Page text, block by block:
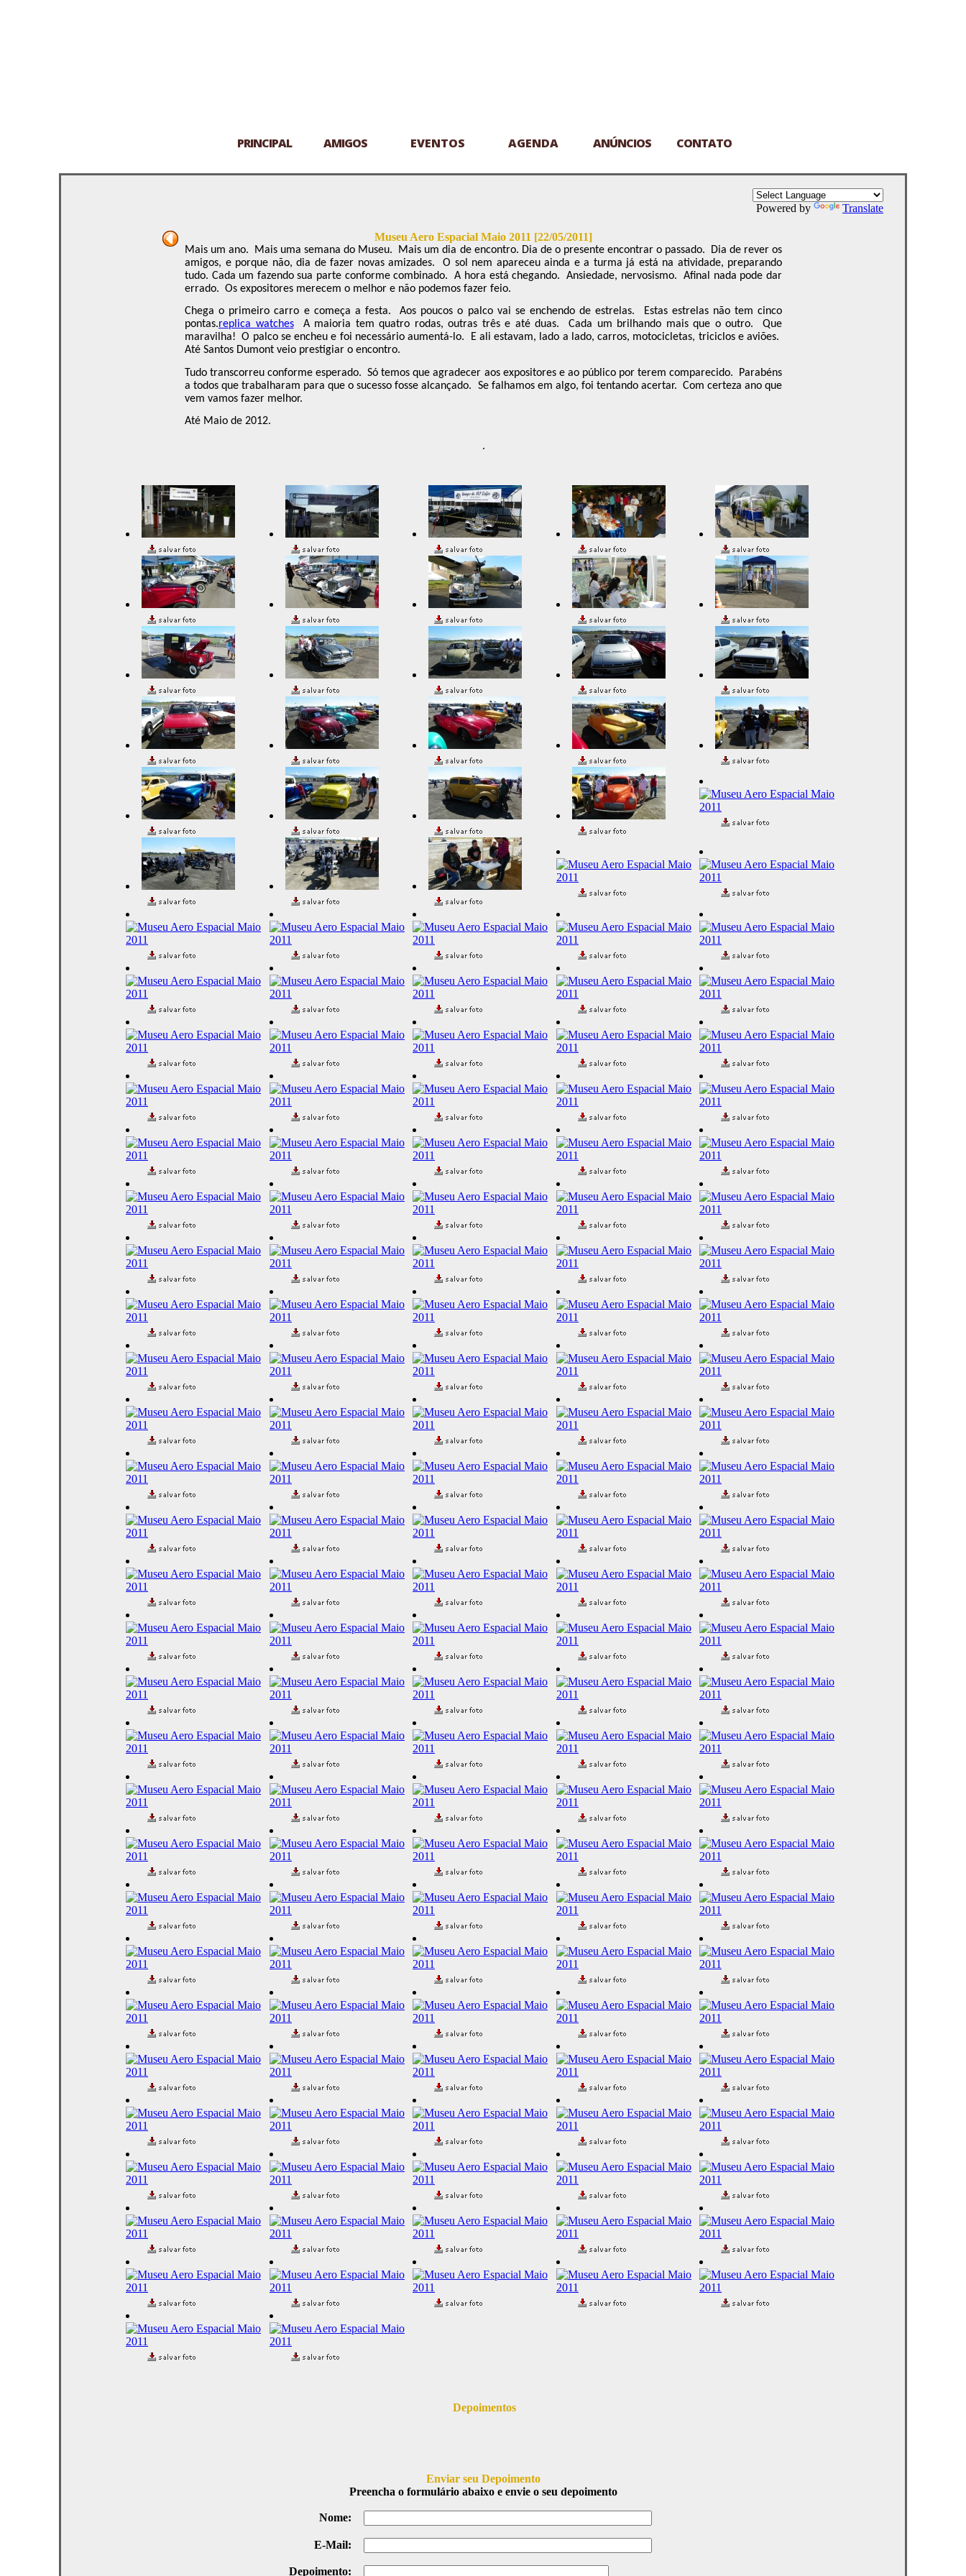
PRINCIPAL AMIGOS EVENTOS AGENDA ANÚNCIOS CONTATO
Powered by Translate
Museu Aero Espacial Maio 2011 [22/05/2011]
Mais um ano. Mais uma semana do Museu. Mais um dia de encontro. Dia de o presente encontraro passado.
Dia de rever os
amigos, e porque não, dia de fazer novas amizades.
O sol nem apareceu ainda e a turma já está na atividade, preparando
tudo. Cada um fazendo sua parte conforme combinado.
A hora está chegando. Ansiedade, nervosismo.
Afinal nada pode dar
errado. Os expositores merecem o melhor e não podemos fazer feio.
Chega o primeiro carro e começa a festa.
Aos poucos o palco vai se enchendo de estrelas.
Estas estrelas não tem cinco
pontas.replica watches A maioria tem quatro rodas, outras três e até duas. Cada um brilhando mais que o outro.
Que
maravilha! O palco se encheu e foi necessário aumentá-lo.
E ali estavam, lado a lado, carros, motocicletas, triciclos e aviões.
Até Santos Dumont veio prestigiar o encontro.
Tudo transcorreu conforme esperado. Só temos que agradecer aos expositores e ao público por terem comparecido.
Parabéns
a todos que trabalharam para que o sucesso fosse alcançado.
Se falhamos em algo, foi tentando acertar. Com certeza ano que
vem vamos fazer melhor.
Até Maio de 2012.
.
Depoimentos
Enviar seu Depoimento
Preencha o formulário abaixo e envie o seu depoimento
Nome:
E-Mail:
Depoimento: